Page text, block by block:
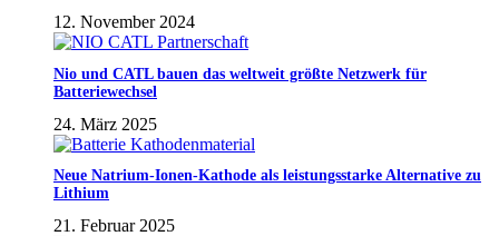
12. November 2024
Nio und CATL bauen das weltweit größte Netzwerk für
Batteriewechsel
24. März 2025
Neue Natrium-Ionen-Kathode als leistungsstarke Alternative zu
Lithium
21. Februar 2025